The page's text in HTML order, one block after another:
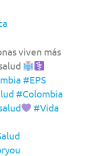
viven más
#EPS
#Colombia
#Vida